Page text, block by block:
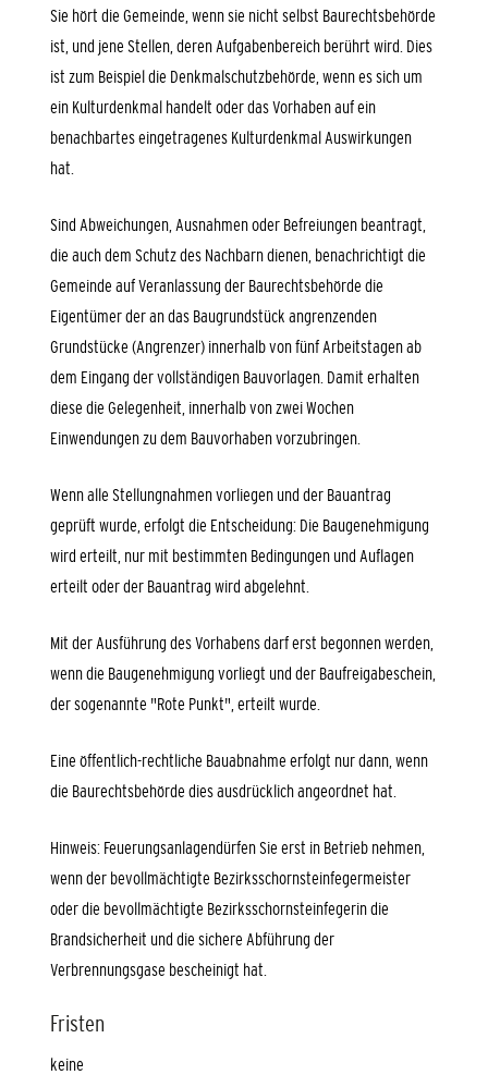
Sie hört die Gemeinde, wenn sie nicht selbst Baurechtsbehörde
ist, und jene Stellen, deren Aufgabenbereich berührt wird. Dies
ist zum Beispiel die Denkmalschutzbehörde, wenn es sich um
ein Kulturdenkmal handelt oder das Vorhaben auf ein
benachbartes eingetragenes Kulturdenkmal Auswirkungen
hat.
Sind Abweichungen, Ausnahmen oder Befreiungen beantragt,
die auch dem Schutz des Nachbarn dienen, benachrichtigt die
Gemeinde auf Veranlassung der Baurechtsbehörde die
Eigentümer der an das Baugrundstück angrenzenden
Grundstücke (Angrenzer) innerhalb von fünf Arbeitstagen ab
dem Eingang der vollständigen Bauvorlagen. Damit erhalten
diese die Gelegenheit, innerhalb von zwei Wochen
Einwendungen zu dem Bauvorhaben vorzubringen.
Wenn alle Stellungnahmen vorliegen und der Bauantrag
geprüft wurde, erfolgt die Entscheidung: Die Baugenehmigung
wird erteilt, nur mit bestimmten Bedingungen und Auflagen
erteilt oder der Bauantrag wird abgelehnt.
Mit der Ausführung des Vorhabens darf erst begonnen werden,
wenn die Baugenehmigung vorliegt und der Baufreigabeschein,
der sogenannte "Rote Punkt", erteilt wurde.
Eine öffentlich-rechtliche Bauabnahme erfolgt nur dann, wenn
die Baurechtsbehörde dies ausdrücklich angeordnet hat.
Hinweis: Feuerungsanlagendürfen Sie erst in Betrieb nehmen,
wenn der bevollmächtigte Bezirksschornsteinfegermeister
oder die bevollmächtigte Bezirksschornsteinfegerin die
Brandsicherheit und die sichere Abführung der
Verbrennungsgase bescheinigt hat.
Fristen
keine